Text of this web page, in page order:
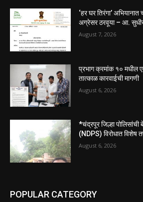
‘हर घर तिरंगा’ अभियानात
अग्रेसर ठरवूया – आ.
August 7, 2026
प्रभाग क्रमांक १० मधील
तात्काळ कारवाईची मागणी
August 6, 2026
*चंद्रपूर जिल्हा पोलिसांची
(NDPS) विरोधात विशेष
August 6, 2026
POPULAR CATEGORY